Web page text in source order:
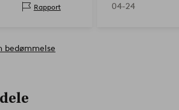
Rapport
04-24
bedømmelse